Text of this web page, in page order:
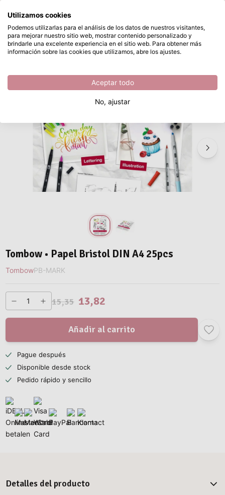
Saltar al contenido principal
Disponible desde stock Tombow • Papel Bristol DIN A4 25pcs
/ Tombow / Tombow • Papel Bristol DIN A4 25pcs
Tombow • Papel Bristol DIN A4 25pcs
TombowPB-MARK
15,35 13,82
Añadir al carrito
Pague después
Disponible desde stock
Pedido rápido y sencillo
Detalles del producto
¿Qué estás buscando?
Utilizamos cookies
Podemos utilizarlas para el análisis de los datos de nuestros visitantes,
para mejorar nuestro sitio web, mostrar contenido personalizado y
brindarle una excelente experiencia en el sitio web. Para obtener más
información sobre las cookies que utilizamos, abre los ajustes.
Aceptar todo
No, ajustar